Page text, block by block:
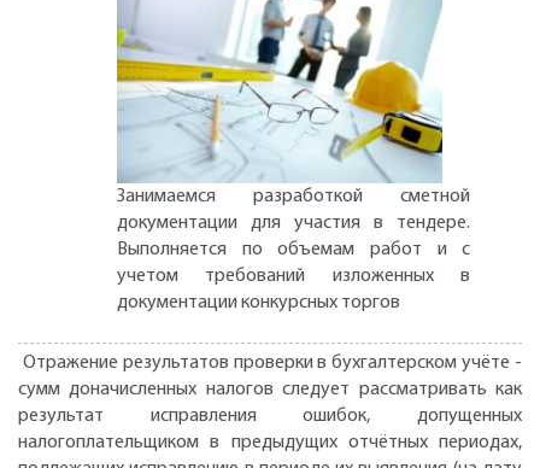
Занимаемся разработкой сметной
документации для участия в тендере.
Выполняется по объемам работ и с
учетом требований изложенных в
документации конкурсных торгов
Отражение результатов проверки в бухгалтерском учёте -
сумм доначисленных налогов следует рассматривать как
результат исправления ошибок, допущенных
налогоплательщиком в предыдущих отчётных периодах,